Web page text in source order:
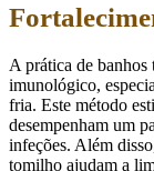
A prática de banhos
imunológico,
fria. Este método
desempenham um
infeções. Além
tomilho ajudam a